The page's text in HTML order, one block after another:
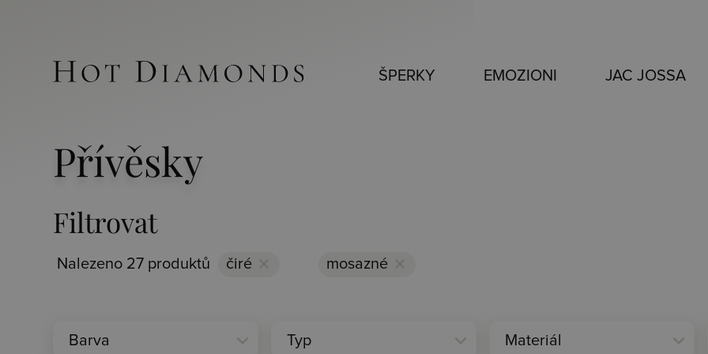
ŠPERKY EMOZIONI JAC JOSSA
Přívěsky
Filtrovat
Nalezeno 27 produktů čiré clear mosazné clear
expand_more
Barva expand_more
Typ expand_more
Materiál